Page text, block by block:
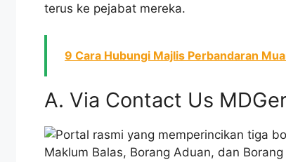
terus ke pejabat mereka.
9 Cara Hubungi Majlis Perbandaran
A. Via Contact Us